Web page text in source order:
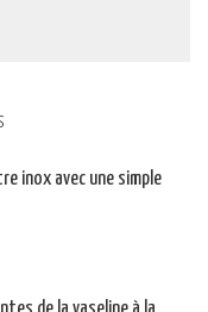
inox avec une simple